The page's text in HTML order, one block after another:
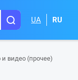
UA RU
видео (прочее)